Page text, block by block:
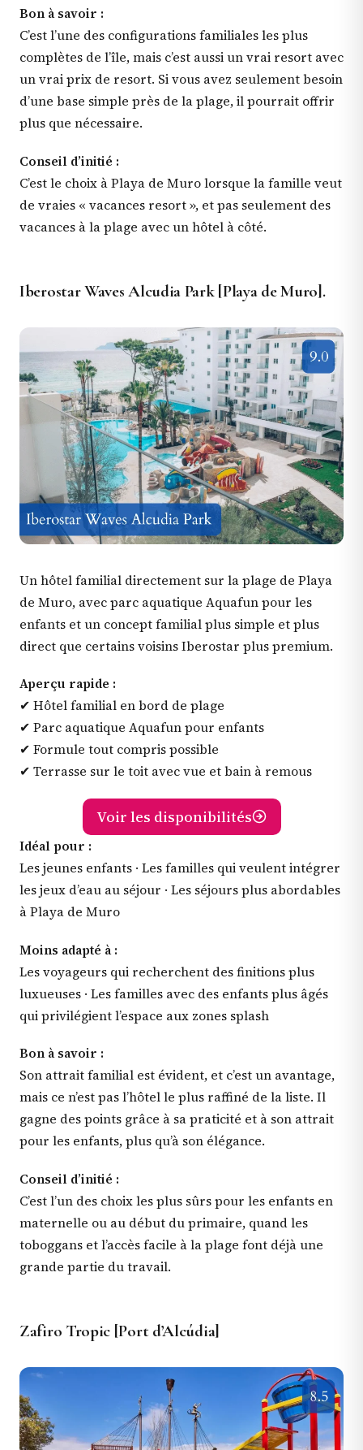
Bon à savoir :
C’est l’une des configurations familiales les plus
complètes de l’île, mais c’est aussi un vrai resort avec
un vrai prix de resort. Si vous avez seulement besoin
d’une base simple près de la plage, il pourrait offrir
plus que nécessaire.
Conseil d’initié :
C’est le choix à Playa de Muro lorsque la famille veut
de vraies « vacances resort », et pas seulement des
vacances à la plage avec un hôtel à côté.
Iberostar Waves Alcudia Park [Playa de Muro].
Un hôtel familial directement sur la plage de Playa
de Muro, avec parc aquatique Aquafun pour les
enfants et un concept familial plus simple et plus
direct que certains voisins Iberostar plus premium.
Aperçu rapide :
✔ Hôtel familial en bord de plage
✔ Parc aquatique Aquafun pour enfants
✔ Formule tout compris possible
✔ Terrasse sur le toit avec vue et bain à remous
Voir les disponibilités
Idéal pour :
Les jeunes enfants · Les familles qui veulent intégrer
les jeux d’eau au séjour · Les séjours plus abordables
à Playa de Muro
Moins adapté à :
Les voyageurs qui recherchent des finitions plus
luxueuses · Les familles avec des enfants plus âgés
qui privilégient l’espace aux zones splash
Bon à savoir :
Son attrait familial est évident, et c’est un avantage,
mais ce n’est pas l’hôtel le plus raffiné de la liste. Il
gagne des points grâce à sa praticité et à son attrait
pour les enfants, plus qu’à son élégance.
Conseil d’initié :
C’est l’un des choix les plus sûrs pour les enfants en
maternelle ou au début du primaire, quand les
toboggans et l’accès facile à la plage font déjà une
grande partie du travail.
Zafiro Tropic [Port d’Alcúdia]